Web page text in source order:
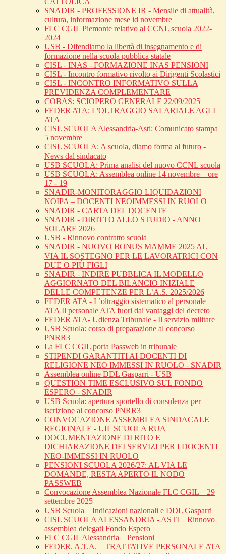
SNADIR - PROFESSIONE IR - Mensile di attualità,
cultura, informazione mese id novembre
FLC CGIL Piemonte relativo al CCNL scuola 2022-
2024
USB - Difendiamo la libertà di insegnamento e di
formazione nella scuola pubblica statale
CISL - INAS - FORMAZIONE INAS PENSIONI
CISL - Incontro formativo rivolto ai Dirigenti Scolastici
CISL - INCONTRO INFORMATIVO SULLA
PREVIDENZA COMPLEMENTARE
COBAS: SCIOPERO GENERALE 22/09/2025
FEDER ATA: L'OLTRAGGIO SALARIALE AGLI
ATA
CISL SCUOLA Alessandria-Asti: Comunicato stampa
5 novembre
CISL SCUOLA: A scuola, diamo forma al futuro -
News dal sindacato
USB SCUOLA: Prima analisi del nuovo CCNL scuola
USB SCUOLA: Assemblea online 14 novembre _ ore
17 - 19
SNADIR-MONITORAGGIO LIQUIDAZIONI
NOIPA – DOCENTI NEOIMMESSI IN RUOLO
SNADIR - CARTA DEL DOCENTE
SNADIR - DIRITTO ALLO STUDIO - ANNO
SOLARE 2026
USB - Rinnovo contratto scuola
SNADIR - NUOVO BONUS MAMME 2025 AL
VIA IL SOSTEGNO PER LE LAVORATRICI CON
DUE O PIÙ FIGLI
SNADIR - INDIRE PUBBLICA IL MODELLO
AGGIORNATO DEL BILANCIO INIZIALE
DELLE COMPETENZE PER L’A.S. 2025/2026
FEDER ATA - L’oltraggio sistematico al personale
ATA Il personale ATA fuori dai vantaggi del decreto
FEDER ATA- Udienza Tribunale - Il servizio militare
USB Scuola: corso di preparazione al concorso
PNRR3
La FLC CGIL porta Passweb in tribunale
STIPENDI GARANTITI AI DOCENTI DI
RELIGIONE NEO IMMESSI IN RUOLO - SNADIR
Assemblea online DDL Gasparri - USB
QUESTION TIME ESCLUSIVO SUL FONDO
ESPERO - SNADIR
USB Scuola: apertura sportello di consulenza per
iscrizione al concorso PNRR3
CONVOCAZIONE ASSEMBLEA SINDACALE
REGIONALE - UIL SCUOLA RUA
DOCUMENTAZIONE DI RITO E
DICHIARAZIONE DEI SERVIZI PER I DOCENTI
NEO-IMMESSI IN RUOLO
PENSIONI SCUOLA 2026/27: AL VIA LE
DOMANDE, RESTA APERTO IL NODO
PASSWEB
Convocazione Assemblea Nazionale FLC CGIL – 29
settembre 2025
USB Scuola _ Indicazioni nazionali e DDL Gasparri
CISL SCUOLA ALESSANDRIA - ASTI _ Rinnovo
assemblea delegati Fondo Espero
FLC CGIL Alessandria _ Pensioni
FEDER. A.T.A. _ TRATTATIVE PERSONALE ATA